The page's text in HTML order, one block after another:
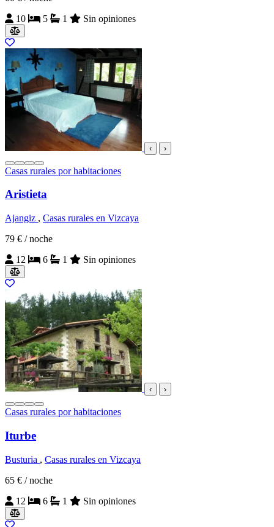
10
5 1 Sin opiniones
‹ ›
Casas rurales por habitaciones
Aristieta
Ajangiz , Casas rurales en Vizcaya
79 € / noche
12
6 1 Sin opiniones
‹ ›
Casas rurales por habitaciones
Iturbe
Busturia , Casas rurales en Vizcaya
65 € / noche
12
6 1 Sin opiniones